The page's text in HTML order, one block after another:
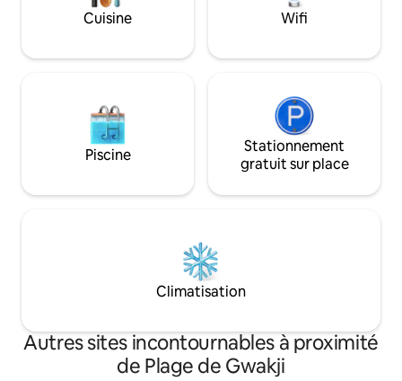
descendez à Gwakji Moumul [Ouest] /
express🚌 : Prenez le 325/326 à
Prenez le 202 - Descendez à Gwakji
Moumul [Ouest]/ 1 heure 10 minutes La
pension est située juste en face après
être descendu du bus. Il n'y a qu'un seul
grand espace de stationnement est
côté de la chaise du couloir Vous pouvez
stocker vos bagages avant/après votre
N'hésitez pas à nous contacter si vous
disponible (compte personnel
l'utilisation) *
mer Morte
loft. Espace maison - salon, salle de bain,
boissons et de
Heure d'arrivée : après
départ : 11h.
Cuisine Wifi
Piscine
Stationnement
gratuit sur place
Climatisation
Autres sites incontournables à proximité
de Plage de Gwakji